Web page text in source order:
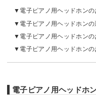
電子ピアノ用ヘッドホン
電子ピアノ用ヘッドホンの
電子ピアノ用ヘッドホン
電子ピアノ用ヘッドホン
電子ピアノ用ヘッドホ